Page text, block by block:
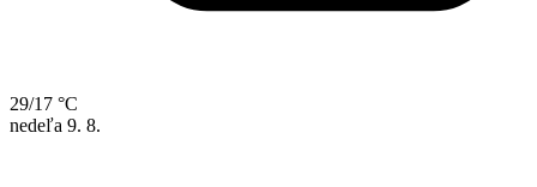
29/17 °C
nedeľa 9. 8.